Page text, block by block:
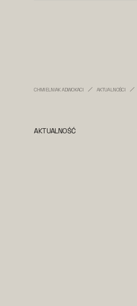
CHMIELNIAK ADWOKACI AKTUALNOŚCI
AKTUALNOŚĆ